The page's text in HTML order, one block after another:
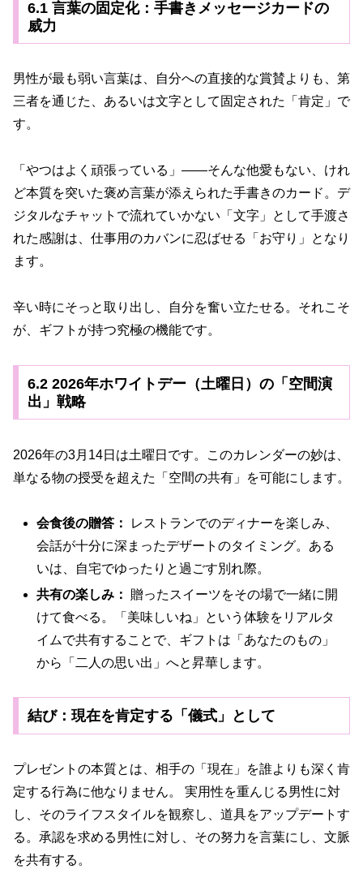
6.1 言葉の固定化：手書きメッセージカードの
威力
男性が最も弱い言葉は、自分への直接的な賞賛よりも、第
三者を通じた、あるいは文字として固定された「肯定」で
す。
「やつはよく頑張っている」——そんな他愛もない、けれ
ど本質を突いた褒め言葉が添えられた手書きのカード。デ
ジタルなチャットで流れていかない「文字」として手渡さ
れた感謝は、仕事用のカバンに忍ばせる「お守り」となり
ます。
辛い時にそっと取り出し、自分を奮い立たせる。それこそ
が、ギフトが持つ究極の機能です。
6.2 2026年ホワイトデー（土曜日）の「空間演
出」戦略
2026年の3月14日は土曜日です。このカレンダーの妙は、
単なる物の授受を超えた「空間の共有」を可能にします。
会食後の贈答：
レストランでのディナーを楽しみ、
会話が十分に深まったデザートのタイミング。ある
いは、自宅でゆったりと過ごす別れ際。
共有の楽しみ：
贈ったスイーツをその場で一緒に開
けて食べる。「美味しいね」という体験をリアルタ
イムで共有することで、ギフトは「あなたのもの」
から「二人の思い出」へと昇華します。
結び：現在を肯定する「儀式」として
プレゼントの本質とは、相手の「現在」を誰よりも深く肯
定する行為に他なりません。 実用性を重んじる男性に対
し、そのライフスタイルを観察し、道具をアップデートす
る。承認を求める男性に対し、その努力を言葉にし、文脈
を共有する。